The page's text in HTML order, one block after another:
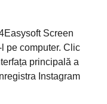
Screen
pe computer. Clic
principală a
Instagram